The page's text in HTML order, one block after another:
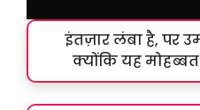
इंतज़ार लंबा है, पर
क्योंकि यह